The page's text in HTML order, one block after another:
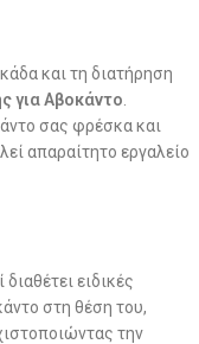
και τη διατήρηση
για Αβοκάντο
σας φρέσκα και
απαραίτητο εργαλείο
διαθέτει ειδικές
στη θέση του,
την